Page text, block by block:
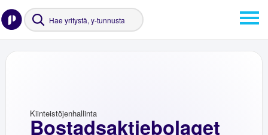
Bostadsaktiebolaget
Kiinteistöjenhallinta